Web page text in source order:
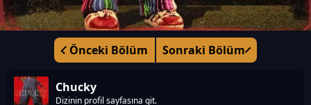
Önceki Bölüm Sonraki Bölüm
Chucky
Dizinin profil sayfasına git.